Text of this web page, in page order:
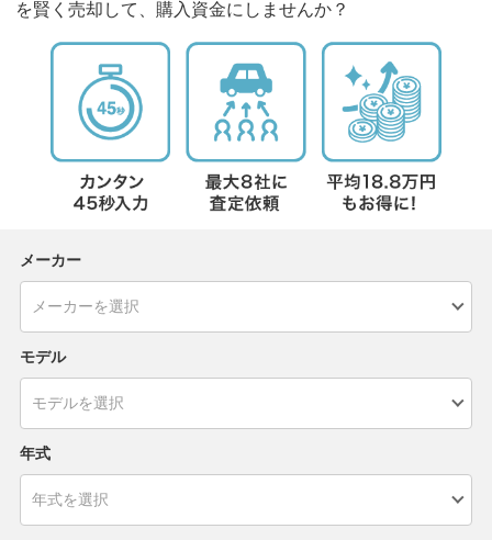
を賢く売却して、購入資金にしませんか？
メーカー
モデル
年式